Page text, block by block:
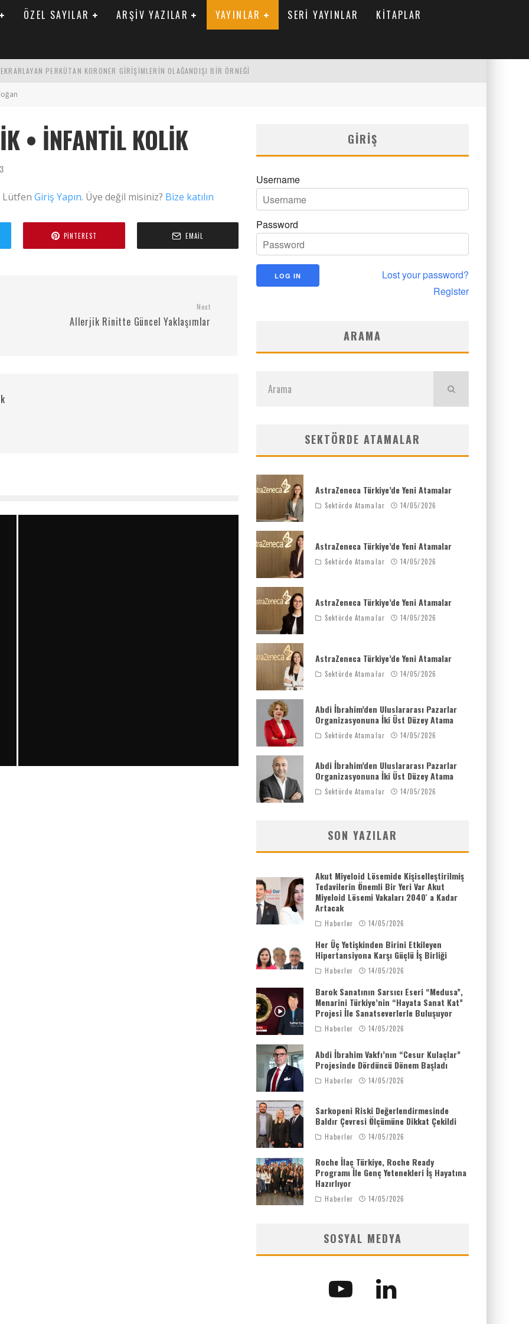
ÖZEL SAYILAR ARŞIV YAZILAR YAYINLAR SERI YAYINLAR KITAPLAR
PERKÜTAN KORONER GIRIŞIMLERIN OLAĞANDIŞI BIR ÖRNEĞI
TRIGLISERID/HDL ORANININ DEĞERLENDIRILMESI
• İNFANTIL KOLIK
Lütfen Giriş Yapın. Üye değil misiniz? Bize katılın
PINTEREST EMAIL
Next
Allerjik Rinitte Güncel Yaklaşımlar
GIRIŞ
Username
Password
Lost your password?
Register
ARAMA
SEKTÖRDE ATAMALAR
AstraZeneca Türkiye’de Yeni Atamalar
Sektörde Atamalar 14/05/2026
AstraZeneca Türkiye’de Yeni Atamalar
Sektörde Atamalar 14/05/2026
AstraZeneca Türkiye’de Yeni Atamalar
Sektörde Atamalar 14/05/2026
AstraZeneca Türkiye’de Yeni Atamalar
Sektörde Atamalar 14/05/2026
Abdi İbrahim’den Uluslararası Pazarlar
Organizasyonuna İki Üst Düzey Atama
Sektörde Atamalar 14/05/2026
Abdi İbrahim’den Uluslararası Pazarlar
Organizasyonuna İki Üst Düzey Atama
Sektörde Atamalar 14/05/2026
SON YAZILAR
Akut Miyeloid Lösemide Kişiselleştirilmiş
Tedavilerin Önemli Bir Yeri Var Akut
Miyeloid Lösemi Vakaları 2040′ a Kadar
Artacak
Haberler 14/05/2026
Her Üç Yetişkinden Birini Etkileyen
Hipertansiyona Karşı Güçlü İş Birliği
Haberler 14/05/2026
Barok Sanatının Sarsıcı Eseri “Medusa”,
Menarini Türkiye’nin “Hayata Sanat Kat”
Projesi İle Sanatseverlerle Buluşuyor
Haberler 14/05/2026
Abdi İbrahim Vakfı’nın “Cesur Kulaçlar”
Projesinde Dördüncü Dönem Başladı
Haberler 14/05/2026
Sarkopeni Riski Değerlendirmesinde
Baldır Çevresi Ölçümüne Dikkat Çekildi
Haberler 14/05/2026
Roche İlaç Türkiye, Roche Ready
Programı İle Genç Yetenekleri İş Hayatına
Hazırlıyor
Haberler 14/05/2026
SOSYAL MEDYA